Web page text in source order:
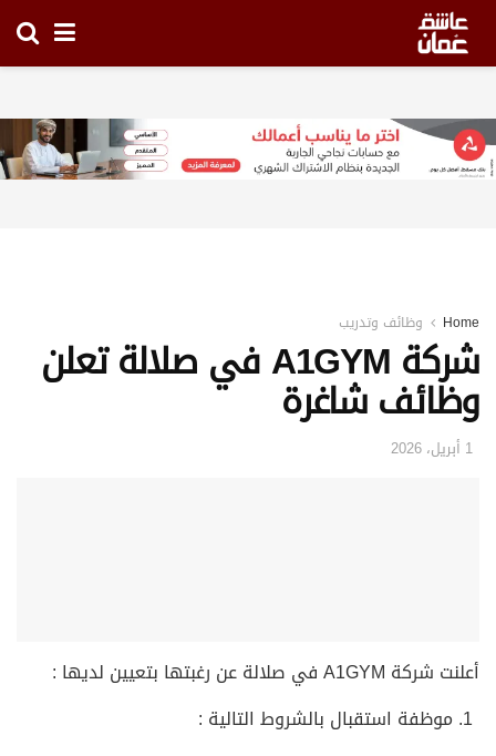
Home وظائف وتدريب
شركة A1GYM في صلالة تعلن
وظائف شاغرة
1 أبريل، 2026
أعلنت شركة A1GYM في صلالة عن رغبتها بتعيين لديها :
موظفة استقبال بالشروط التالية :